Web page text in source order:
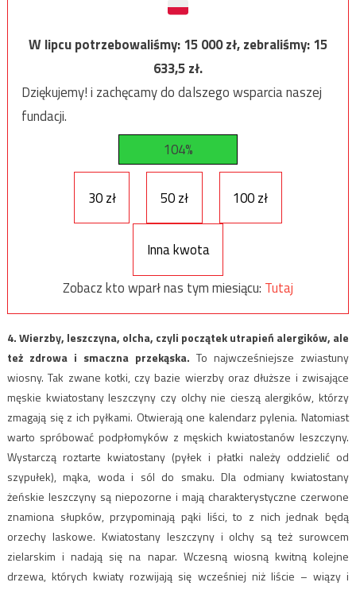
W lipcu potrzebowaliśmy:15 000zł, zebraliśmy:15
633,5zł.
Dziękujemy! i zachęcamy do dalszego wsparcia naszej
fundacji.
104%
30 zł 50 zł 100 zł
Inna kwota
Zobacz kto wparł nas tym miesiącu: Tutaj
4. Wierzby, leszczyna, olcha, czyli początek utrapień alergików, ale
też zdrowa i smaczna przekąska. To najwcześniejsze zwiastuny
wiosny. Tak zwane kotki, czy bazie wierzby oraz dłuższe i zwisające
męskie kwiatostany leszczyny czy olchy nie cieszą alergików, którzy
zmagają się z ich pyłkami. Otwierają one kalendarz pylenia. Natomiast
warto spróbować podpłomyków z męskich kwiatostanów leszczyny.
Wystarczą roztarte kwiatostany (pyłek i płatki należy oddzielić od
szypułek), mąka, woda i sól do smaku. Dla odmiany kwiatostany
żeńskie leszczyny są niepozorne i mają charakterystyczne czerwone
znamiona słupków, przypominają pąki liści, to z nich jednak będą
orzechy laskowe. Kwiatostany leszczyny i olchy są też surowcem
zielarskim i nadają się na napar. Wczesną wiosną kwitną kolejne
drzewa, których kwiaty rozwijają się wcześniej niż liście – wiązy i